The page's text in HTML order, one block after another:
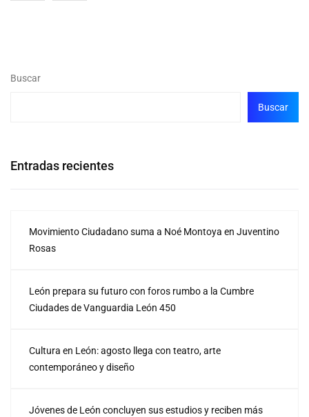
Buscar
Buscar
Entradas recientes
Movimiento Ciudadano suma a Noé Montoya en Juventino
Rosas
León prepara su futuro con foros rumbo a la Cumbre
Ciudades de Vanguardia León 450
Cultura en León: agosto llega con teatro, arte
contemporáneo y diseño
Jóvenes de León concluyen sus estudios y reciben más